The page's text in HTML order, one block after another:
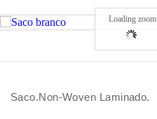
Loading zoom
Saco.Non-Woven Laminado.